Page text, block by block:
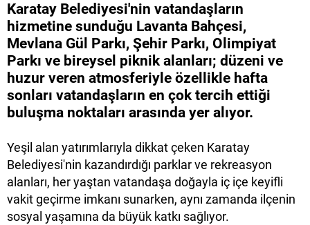
Karatay Belediyesi'nin vatandaşların
hizmetine sunduğu Lavanta Bahçesi,
Mevlana Gül Parkı, Şehir Parkı, Olimpiyat
Parkı ve bireysel piknik alanları; düzeni ve
huzur veren atmosferiyle özellikle hafta
sonları vatandaşların en çok tercih ettiği
buluşma noktaları arasında yer alıyor.
Yeşil alan yatırımlarıyla dikkat çeken Karatay
Belediyesi'nin kazandırdığı parklar ve rekreasyon
alanları, her yaştan vatandaşa doğayla iç içe keyifli
vakit geçirme imkanı sunarken, aynı zamanda ilçenin
sosyal yaşamına da büyük katkı sağlıyor.